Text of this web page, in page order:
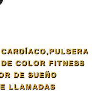
COLOR FITNESS
DE SUEÑO
LLAMADAS